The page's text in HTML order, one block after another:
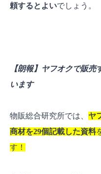
頼するとよいでしょう。
【朗報】ヤフオクで販
います
物販総合研究所では、 ヤ
商材を29個記載した資料
す！